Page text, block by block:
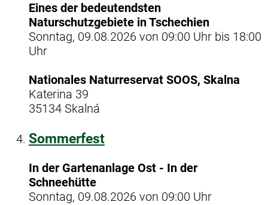
Eines der bedeutendsten
Naturschutzgebiete in Tschechien
Sonntag, 09.08.2026 von 09:00 Uhr bis 18:00
Uhr
Nationales Naturreservat SOOS, Skalna
Katerina 39
35134 Skalná
Sommerfest
In der Gartenanlage Ost - In der
Schneehütte
Sonntag, 09.08.2026 von 09:00 Uhr